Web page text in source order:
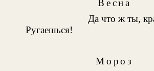
Весна
Да что ж ты,
Ругаешься!
Мороз